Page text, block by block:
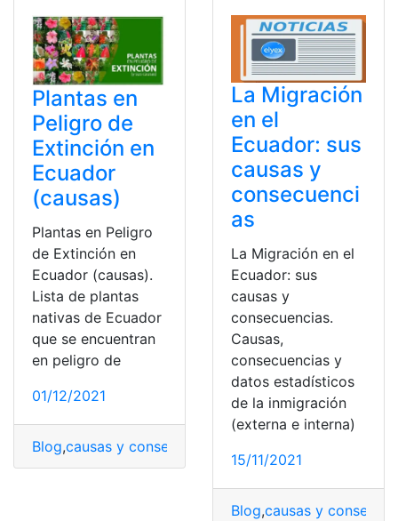
Plantas en
Peligro de
Extinción en
Ecuador
(causas)
Plantas en Peligro
de Extinción en
Ecuador (causas).
Lista de plantas
nativas de Ecuador
que se encuentran
en peligro de
01/12/2021
Blog,causas y consecuencias
La Migración
en el
Ecuador: sus
causas y
consecuenci
as
La Migración en el
Ecuador: sus
causas y
consecuencias.
Causas,
consecuencias y
datos estadísticos
de la inmigración
(externa e interna)
15/11/2021
Blog,causas y